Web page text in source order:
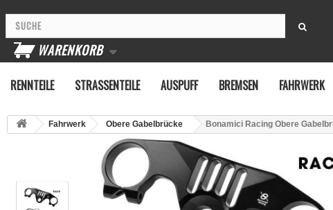
WARENKORB
RENNTEILE STRASSENTEILE AUSPUFF BREMSEN FAHRWERK
Fahrwerk Obere Gabelbrücke Bonamici Racing Obere